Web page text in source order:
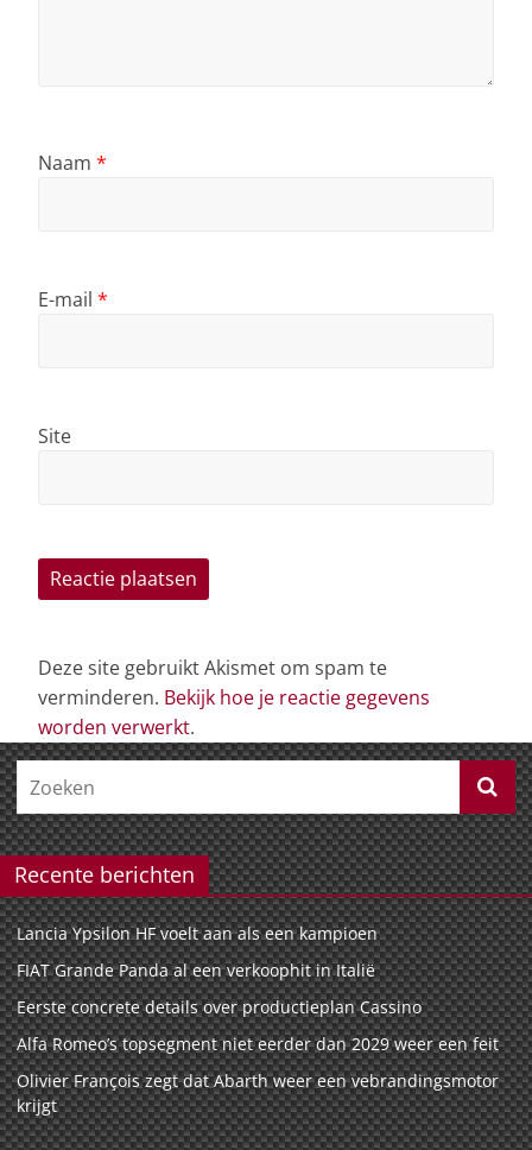
Naam *
E-mail *
Site
Deze site gebruikt Akismet om spam te
verminderen. Bekijk hoe je reactie gegevens
worden verwerkt.
Recente berichten
Lancia Ypsilon HF voelt aan als een kampioen
FIAT Grande Panda al een verkoophit in Italië
Eerste concrete details over productieplan Cassino
Alfa Romeo’s topsegment niet eerder dan 2029 weer een feit
Olivier François zegt dat Abarth weer een vebrandingsmotor
krijgt